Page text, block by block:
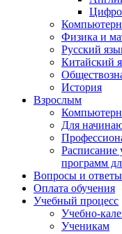
Физика и
Русский
Китайский
История
Взрослым
Для
программ
Вопросы и ответы
Оплата обучения
Учебный процесс
Учебно-
Ученикам